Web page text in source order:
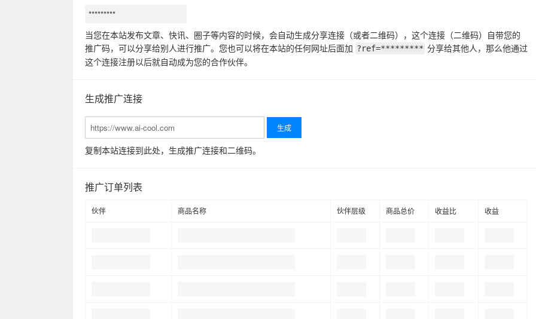
当您在本站发布文章、快讯、圈子等内容的时候，会自动生成分享连接（或者二维码），这个连接（二维码）自带您的
推广码，可以分享给别人进行推广。您也可以将在本站的任何网址后面加 ?ref=********* 分享给其他人，那么他通过
这个连接注册以后就自动成为您的合作伙伴。
生成推广连接
生成
复制本站连接到此处，生成推广连接和二维码。
推广订单列表
伙伴 商品名称 伙伴层级 商品总价 收益比 收益